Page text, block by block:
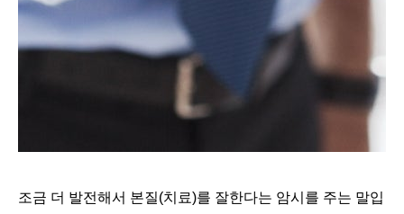
조금 더 발전해서 본질(치료)를 잘한다는 암시를 주는 말입